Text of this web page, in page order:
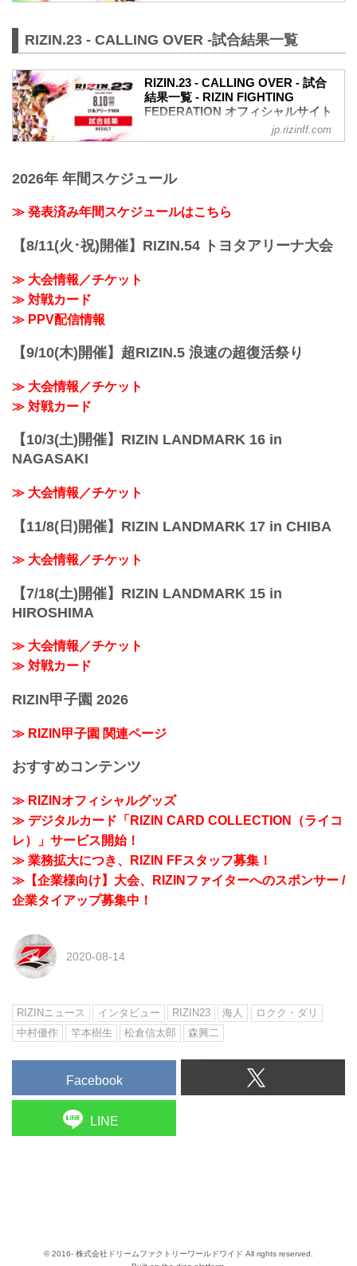
フックを叩き込み、森をマットに沈...
（LOSE）矢地祐介 vs. ホベルト・サト
シ・ソウザ（WIN）
1R 1分52秒 TKO（レフェリーストップ：
グラウンドパンチ）
試合結果詳細
第8試合／スペシャルワンマッチ 浜崎朱
RIZIN 女子MMAルール：5分
※肘あり
2R 1分26秒 S（タップアウト：アー...
RIZIN.23 - CALLING OVER -試合結果一覧
RIZIN.23 - CALLING OVER - 試合
結果一覧 - RIZIN FIGHTING
FEDERATION オフィシャルサイト
第9試合／バンタム級タイトルマッチ 朝
※肘あり
1R 4分31秒 TKO（レフェリーストップ：
試合結果詳細
第8試合／スペシャルワンマッチ 元谷友
3R 2分19秒 S（タップアウト：フロン...
jp.rizinff.com
2026年 年間スケジュール
≫ 発表済み年間スケジュールはこちら
【8/11(火･祝)開催】RIZIN.54 トヨタアリーナ大会
≫ 大会情報／チケット
≫ 対戦カード
≫ PPV配信情報
【9/10(木)開催】超RIZIN.5 浪速の超復活祭り
≫ 大会情報／チケット
≫ 対戦カード
【10/3(土)開催】RIZIN LANDMARK 16 in
NAGASAKI
≫ 大会情報／チケット
【11/8(日)開催】RIZIN LANDMARK 17 in CHIBA
≫ 大会情報／チケット
【7/18(土)開催】RIZIN LANDMARK 15 in
HIROSHIMA
≫ 大会情報／チケット
≫ 対戦カード
RIZIN甲子園 2026
≫ RIZIN甲子園 関連ページ
おすすめコンテンツ
≫ RIZINオフィシャルグッズ
≫ デジタルカード「RIZIN CARD COLLECTION（ライコ
レ）」サービス開始！
≫ 業務拡大につき、RIZIN FFスタッフ募集！
≫【企業様向け】大会、RIZINファイターへのスポンサー /
企業タイアップ募集中！
2020-08-14
RIZINニュース インタビュー RIZIN23 海人
ロクク・ダリ
中村優作
竿本樹生 松倉信太郎 森興二
Facebook
LINE
© 2016- 株式会社ドリームファクトリーワールドワイド All rights reserved.